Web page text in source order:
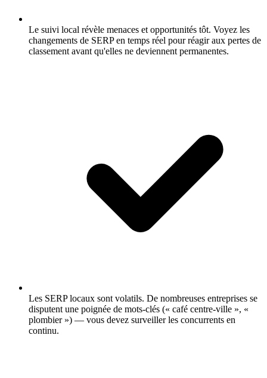
Le suivi local révèle menaces et opportunités tôt. Voyez les
changements de SERP en temps réel pour réagir aux pertes de
classement avant qu'elles ne deviennent permanentes.
Les SERP locaux sont volatils. De nombreuses entreprises se
disputent une poignée de mots-clés (« café centre-ville », «
plombier ») — vous devez surveiller les concurrents en
continu.